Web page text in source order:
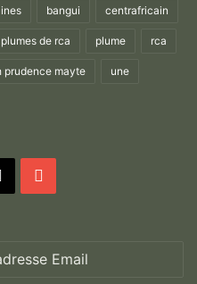
bangui centrafricain
de rca plume rca
prudence mayte une